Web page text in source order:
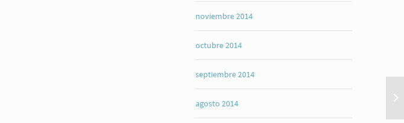
noviembre 2014
octubre 2014
septiembre 2014
agosto 2014